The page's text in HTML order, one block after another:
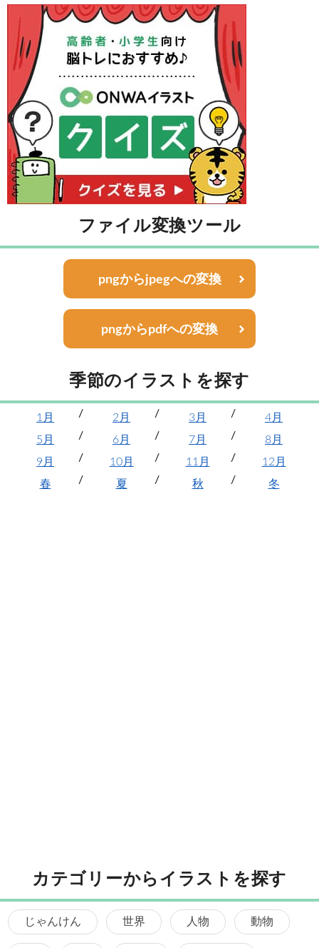
ファイル変換ツール
pngからjpegへの変換
pngからpdfへの変換
季節のイラストを探す
1月 2月 3月
4月
5月
6月 7月
8月
9月
10月 11月
12月
春
夏 秋 冬
カテゴリーからイラストを探す
じゃんけん 世界 人物 動物